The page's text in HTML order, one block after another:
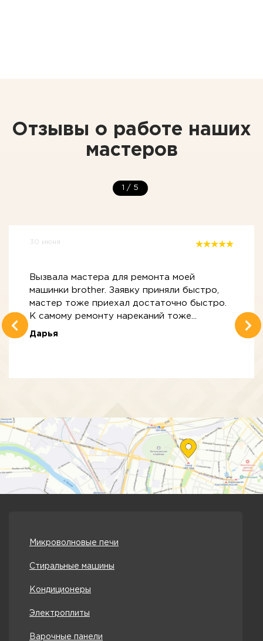
Отзывы о работе наших
мастеров
1 / 5
30 июня
Вызвала мастера для ремонта моей
машинки brother. Заявку приняли быстро,
мастер тоже приехал достаточно быстро.
К самому ремонту нареканий тоже...
Дарья
Микроволновые печи
Стиральные машины
Кондиционеры
Электроплиты
Варочные панели